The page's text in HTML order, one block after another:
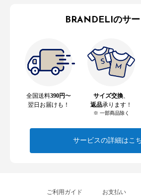
BRANDELIのサ
全国送料390円〜
翌日お届けも！
サイズ交換
返品承ります！
※ 一部商品除く
サービスの詳細はこ
ご利用ガイド お支払い